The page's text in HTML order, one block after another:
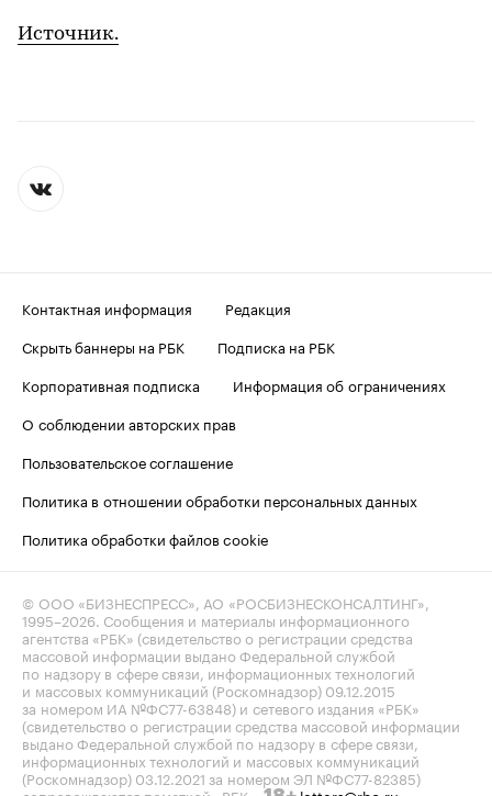
Источник.
Контактная информация
Редакция
Скрыть баннеры на РБК
Подписка на РБК
Корпоративная подписка
Информация об ограничениях
О соблюдении авторских прав
Пользовательское соглашение
Политика в отношении обработки персональных данных
Политика обработки файлов cookie
© ООО «БИЗНЕСПРЕСС», АО «РОСБИЗНЕСКОНСАЛТИНГ»,
1995–2026 . Сообщения и материалы информационного
агентства «РБК» (свидетельство о регистрации средства
массовой информации выдано Федеральной службой
по надзору в сфере связи, информационных технологий
и массовых коммуникаций (Роскомнадзор) 09.12.2015
за номером ИА №ФС77-63848) и сетевого издания «РБК»
(свидетельство о регистрации средства массовой информации
выдано Федеральной службой по надзору в сфере связи,
информационных технологий и массовых коммуникаций
(Роскомнадзор) 03.12.2021 за номером ЭЛ №ФС77-82385)